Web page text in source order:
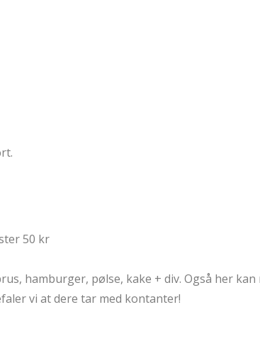
50 kr
hamburger, pølse, kake + div. Også her
vi at dere tar med kontanter!